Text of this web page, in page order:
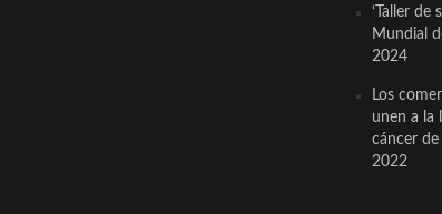
‘Taller de
Mundial
2024
Los
unen a la
cáncer
2022